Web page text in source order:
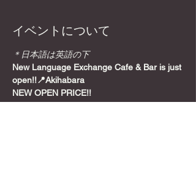
イベントについて
＊日本語は英語の下
New Language Exchange Cafe & Bar is just
open!!📍Akihabara
NEW OPEN PRICE!!